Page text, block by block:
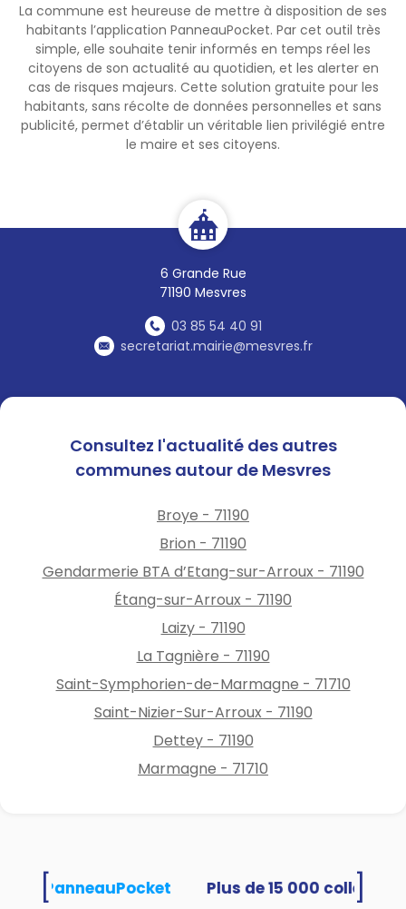
La commune est heureuse de mettre à disposition de ses
habitants l’application PanneauPocket. Par cet outil très
simple, elle souhaite tenir informés en temps réel les
citoyens de son actualité au quotidien, et les alerter en
cas de risques majeurs. Cette solution gratuite pour les
habitants, sans récolte de données personnelles et sans
publicité, permet d’établir un véritable lien privilégié entre
le maire et ses citoyens.
6 Grande Rue
71190 Mesvres
03 85 54 40 91
secretariat.mairie@mesvres.fr
Consultez l'actualité des autres
communes autour de Mesvres
Broye - 71190
Brion - 71190
Gendarmerie BTA d’Etang-sur-Arroux - 71190
Étang-sur-Arroux - 71190
Laizy - 71190
La Tagnière - 71190
Saint-Symphorien-de-Marmagne - 71710
Saint-Nizier-Sur-Arroux - 71190
Dettey - 71190
Marmagne - 71710
PanneauPocket